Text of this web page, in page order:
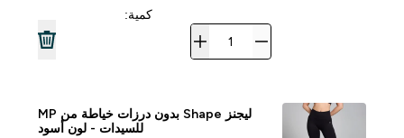
كمية:
ليجنز Shape بدون درزات خياطة من MP
للسيدات - لون أسود